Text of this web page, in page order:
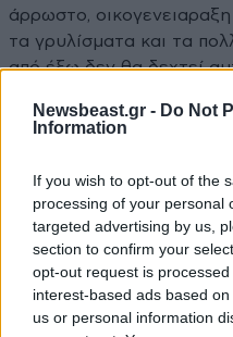
Newsbeast.gr - Do Not
Information
If you wish to opt-out of the
processing of your personal
targeted advertising by us,
section to confirm your
opt-out request is
interest-based ads based
us or personal information
άρρωστο,
τα γρυλίσματα και τα
από έξω δεν θα δεχτεί
ArisPs
Σίγουρα το πρώτο
Απαντήστε